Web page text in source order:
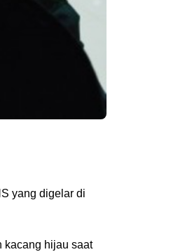
yang digelar di
kacang hijau saat